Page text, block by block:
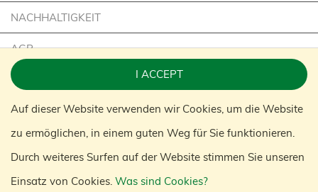
I ACCEPT
Auf dieser Website verwenden wir Cookies, um die Website
zu ermöglichen, in einem guten Weg für Sie funktionieren.
Durch weiteres Surfen auf der Website stimmen Sie unseren
Einsatz von Cookies. Was sind Cookies?
NACHHALTIGKEIT
AGB
IMPRESSUM
KONTAKT
KONGAMEK GRUPPE
© 2020 KONGAMEK